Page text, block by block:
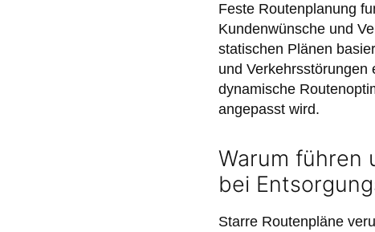
Feste Routenplanung
Kundenwünsche und
statischen Plänen
und Verkehrsstörungen
dynamische
angepasst wird.
Warum führen
bei
Starre Routenpläne